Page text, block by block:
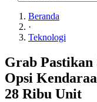
Beranda
·
Teknologi
Grab Pastikan
Opsi
28 Ribu Unit